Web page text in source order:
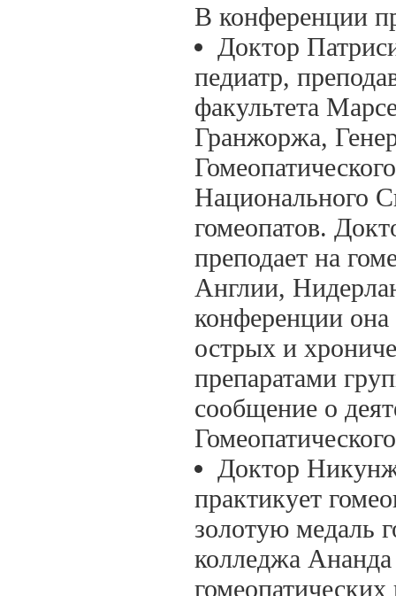
В конференции
Доктор
педиатр,
факультета
Гранжоржа,
Национального
гомеопатов.
преподает на
Англии,
конференции она
острых и
препаратами
сообщение о
Доктор
практикует
золотую медаль
колледжа